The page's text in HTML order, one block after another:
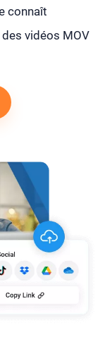
connaît
vidéos MOV